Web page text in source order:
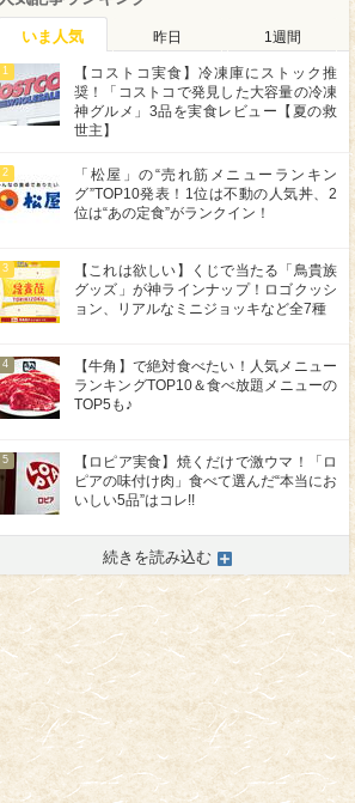
>
いま人気 昨日 1週間
1
【コストコ実食】冷凍庫にストック推
奨！「コストコで発見した大容量の冷凍
神グルメ」3品を実食レビュー【夏の救
世主】
2
「松屋」の“売れ筋メニューランキン
グ”TOP10発表！1位は不動の人気丼、2
位は“あの定食”がランクイン！
3
【これは欲しい】くじで当たる「鳥貴族
グッズ」が神ラインナップ！ロゴクッシ
ョン、リアルなミニジョッキなど全7種
4
【牛角】で絶対食べたい！人気メニュー
ランキングTOP10＆食べ放題メニューの
TOP5も♪
5
【ロピア実食】焼くだけで激ウマ！「ロ
ピアの味付け肉」食べて選んだ“本当にお
いしい5品”はコレ!!
続きを読み込む